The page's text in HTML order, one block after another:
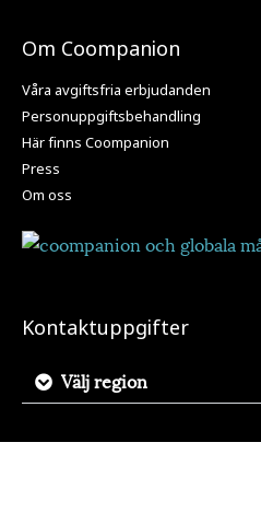
Om Coompanion
Våra avgiftsfria erbjudanden
Personuppgiftsbehandling
Här finns Coompanion
Press
Om oss
Kontaktuppgifter
Välj region